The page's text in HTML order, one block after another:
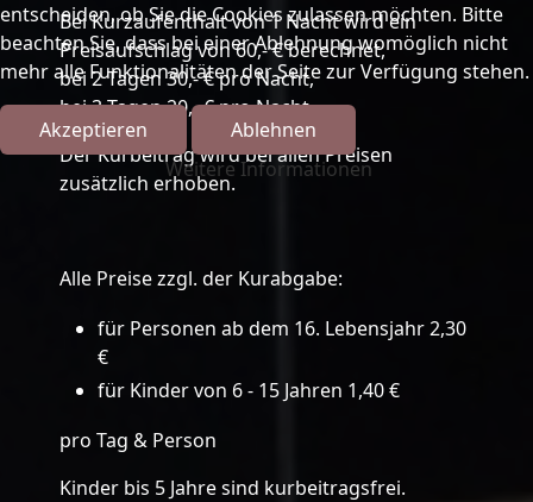
Bei Kurzaufenthalt von 1 Nacht wird ein
Preisaufschlag von 60,- € berechnet,
bei 2 Tagen 30,- € pro Nacht,
bei 3 Tagen 20,- € pro Nacht.
Der Kurbeitrag wird bei allen Preisen
zusätzlich erhoben.
Alle Preise zzgl. der Kurabgabe:
für Personen ab dem 16. Lebensjahr 2,30
€
für Kinder von 6 - 15 Jahren 1,40 €
pro Tag & Person
Kinder bis 5 Jahre sind kurbeitragsfrei.
entscheiden, ob Sie die Cookies zulassen möchten. Bitte
beachten Sie, dass bei einer Ablehnung womöglich nicht
mehr alle Funktionalitäten der Seite zur Verfügung stehen.
Akzeptieren
Ablehnen
Weitere Informationen